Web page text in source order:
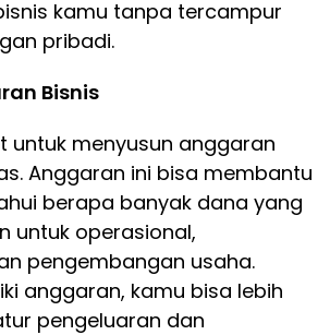
kamu tanpa tercampur
pribadi.
Bisnis
untuk menyusun anggaran
Anggaran ini bisa membantu
berapa banyak dana yang
untuk operasional,
pengembangan usaha.
anggaran, kamu bisa lebih
pengeluaran dan